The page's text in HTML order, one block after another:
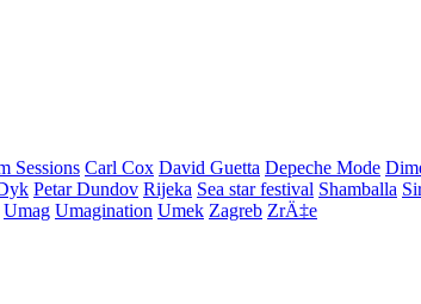
Sessions Carl Cox David Guetta Depeche Mode
Petar Dundov Rijeka Sea star festival Shamballa
Umag Umagination Umek Zagreb ZrÄ‡e